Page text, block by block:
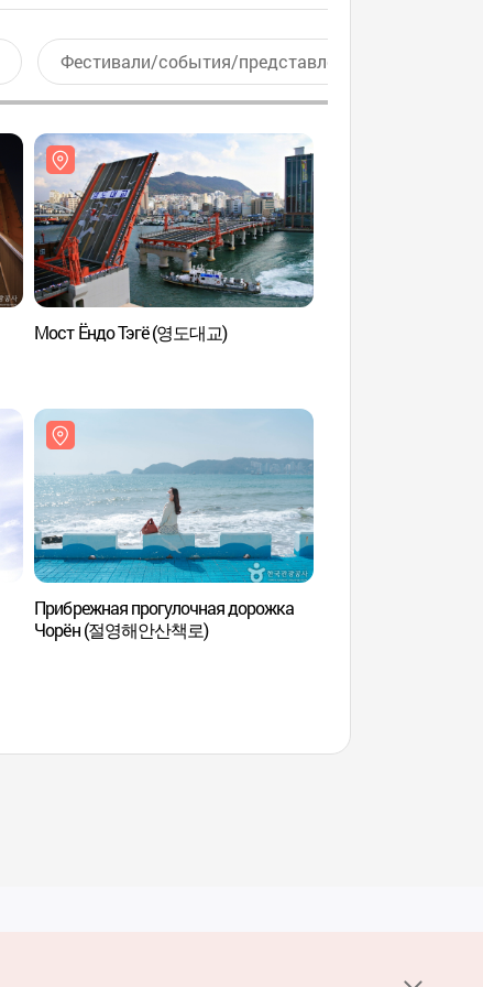
Фестивали/события/представления
Мост Ёндо Тэгё (영도대교)
Прибрежная прогулочная дорожка
Чорён (절영해안산책로)